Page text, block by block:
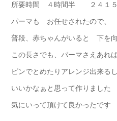
所要時間 ４時間半 ２４１５
パーマも お任せされたので、
普段、赤ちゃんがいると 下を
この長さでも、パーマさえあれ
ピンでとめたりアレンジ出来るし
いいかなぁと思って作りました
気にいって頂けて良かったです